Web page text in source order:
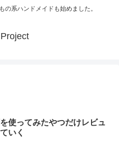
の系ハンドメイドも始めました。
使ってみたやつだけレビュ
いく